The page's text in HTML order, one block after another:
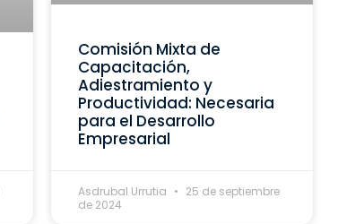
Comisión Mixta de
Capacitación,
Adiestramiento y
Productividad: Necesaria
para el Desarrollo
Empresarial
Asdrubal Urrutia
25 de septiembre
de 2024